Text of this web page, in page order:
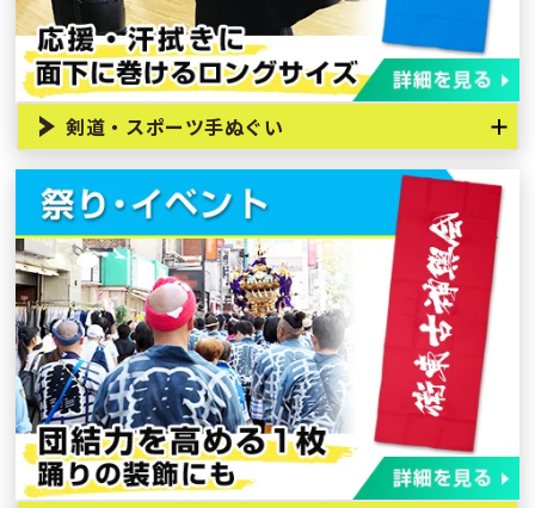
剣道・スポーツ手ぬぐい
伝統武道であります剣道などでは汗拭きや面手ぬぐいでオリ
ジナル作成される場合が多数。その際には洗濯も可能な染料
を用いた特注てぬぐいでプリント制作が定番となります。